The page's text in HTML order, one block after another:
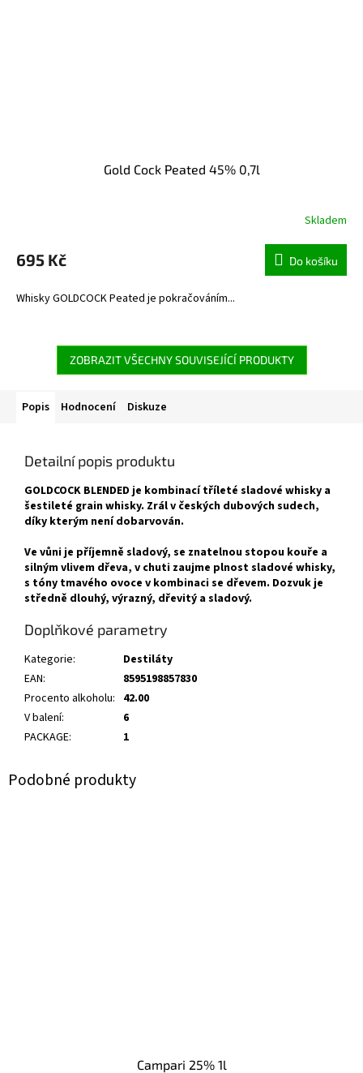
Gold Cock Peated 45% 0,7l
Skladem
695 Kč Do košíku
Whisky GOLDCOCK Peated je pokračováním...
ZOBRAZIT VŠECHNY SOUVISEJÍCÍ PRODUKTY
Popis Hodnocení Diskuze
Detailní popis produktu
GOLDCOCK BLENDED je kombinací tříleté sladové whisky a
šestileté grain whisky. Zrál v českých dubových sudech,
díky kterým není dobarvován.
Ve vůni je příjemně sladový, se znatelnou stopou kouře a
silným vlivem dřeva, v chuti zaujme plnost sladové whisky,
s tóny tmavého ovoce v kombinaci se dřevem. Dozvuk je
středně dlouhý, výrazný, dřevitý a sladový.
Doplňkové parametry
Kategorie:
Destiláty
EAN:
8595198857830
Procento alkoholu: 42.00
V balení:
6
PACKAGE: 1
Campari 25% 1l